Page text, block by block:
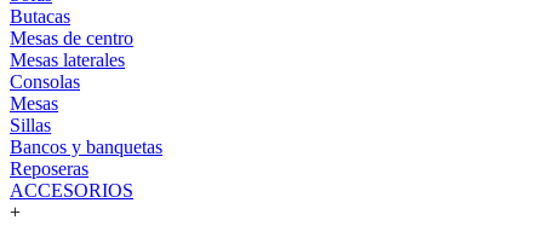
Butacas
Mesas de centro
Mesas laterales
Consolas
Mesas
Sillas
Bancos y banquetas
Reposeras
ACCESORIOS
+